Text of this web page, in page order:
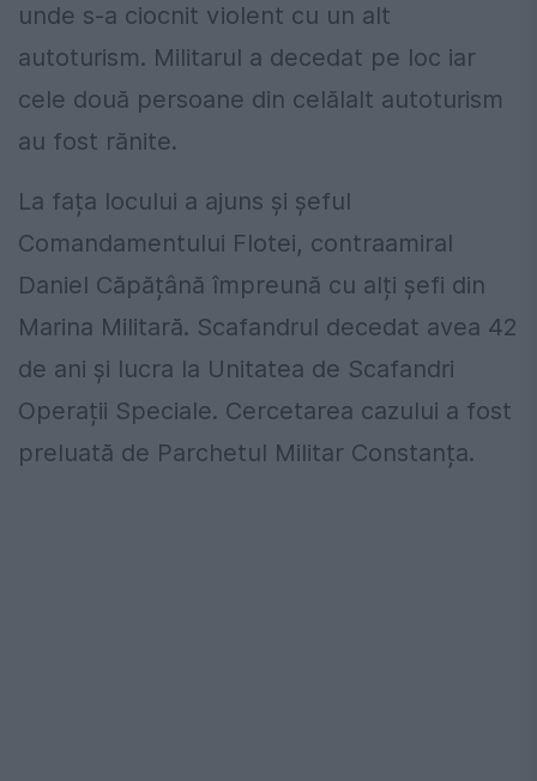
unde s-a ciocnit violent cu un alt
autoturism. Militarul a decedat pe loc iar
cele două persoane din celălalt autoturism
au fost rănite.
La fața locului a ajuns și șeful
Comandamentului Flotei, contraamiral
Daniel Căpățână împreună cu alți șefi din
Marina Militară. Scafandrul decedat avea 42
de ani și lucra la Unitatea de Scafandri
Operații Speciale. Cercetarea cazului a fost
preluată de Parchetul Militar Constanța.